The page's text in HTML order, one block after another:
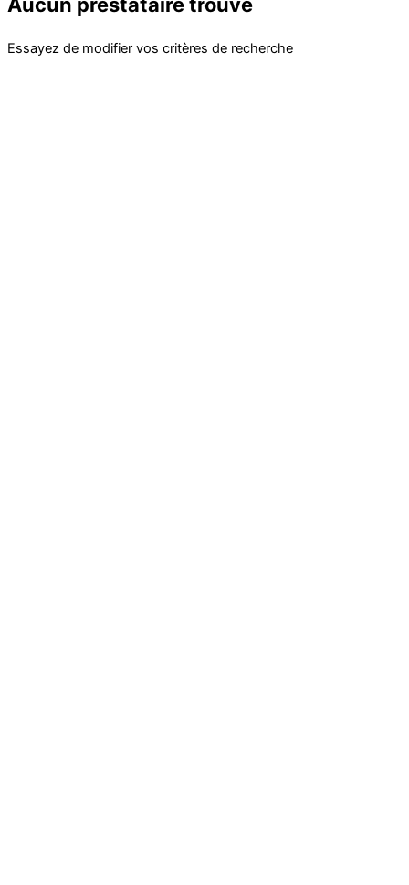
Essayez de modifier vos critères de recherche